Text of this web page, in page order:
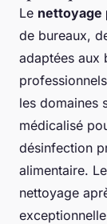
Le nettoyage
de bureaux,
adaptées aux
les domaines
médicalisé
désinfection
alimentaire. Le
nettoyage